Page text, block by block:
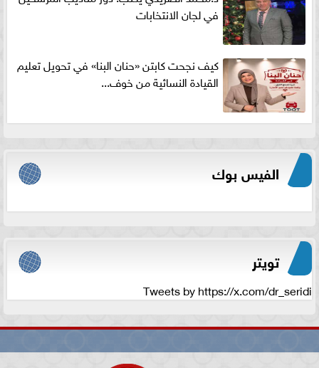
في لجان الانتخابات
كيف نجحت كابتن «حنان البنا» في تحويل تعليم
القيادة النسائية من خوف...
الفيس بوك
تويتر
Tweets by https://x.com/dr_seridi